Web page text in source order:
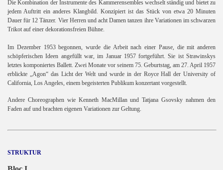
Die Kombination der Instrumente des Kammerensembles wechselt ständig und bietet zu
jedem Auftritt ein anderes Klangbild. Konzipiert ist das Stück von etwa 20 Minuten
Dauer für 12 Tänzer. Vier Herren und acht Damen tanzen ihre Variationen im schwarzen
Trikot auf einer dekorationsfreien Bühne.
Im Dezember 1953 begonnen, wurde die Arbeit nach einer Pause, die mit anderen
schöpferischen Ideen angefüllt war, im Januar 1957 fortgeführt. Sie ist Strawinskys
letztes komponiertes Ballett. Zwei Monate vor seinem 75. Geburtstag, am 27. April 1957
erblickte „Agon“ das Licht der Welt und wurde in der Royce Hall der University of
California, Los Angeles, einem begeisterten Publikum konzertant vorgestellt.
Andere Choreographen wie Kenneth MacMillan und Tatjana Gsovsky nahmen den
Faden auf und brachten eigenen Variationen zur Geltung.
STRUKTUR